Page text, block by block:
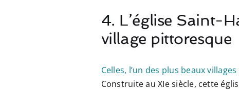
4. L’église Saint-
village pittoresque
Celles, l’un des plus beaux
Construite au XIe siècle, cette